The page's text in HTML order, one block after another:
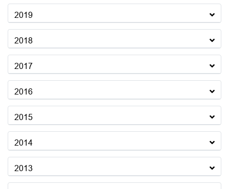
2019
2018
2017
2016
2015
2014
2013